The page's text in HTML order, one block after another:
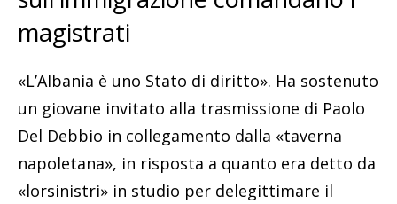
magistrati
«L’Albania è uno Stato di diritto». Ha sostenuto
un giovane invitato alla trasmissione di Paolo
Del Debbio in collegamento dalla «taverna
napoletana», in risposta a quanto era detto da
«lorsinistri» in studio per delegittimare il